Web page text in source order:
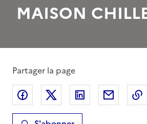
MAISON
Partager la page
Partager sur Facebook
Partager sur XPartager sur